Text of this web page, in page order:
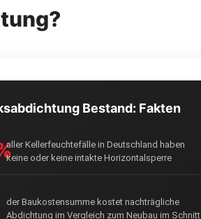
Bestand: Fakten
aller Kellerfeuchtefälle in Deutschland haben
keine oder keine intakte Horizontalsperre
der Baukostensumme kostet nachträgliche
Abdichtung im Vergleich zum Neubau im Schnitt